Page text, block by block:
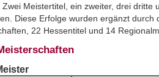
Zwei Meistertitel, ein zweiter, drei dritte
Diese Erfolge wurden ergänzt
22 Hessentitel und 14